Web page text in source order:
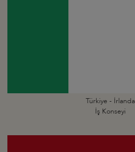
Türkiye - İrlanda
İş Konseyi